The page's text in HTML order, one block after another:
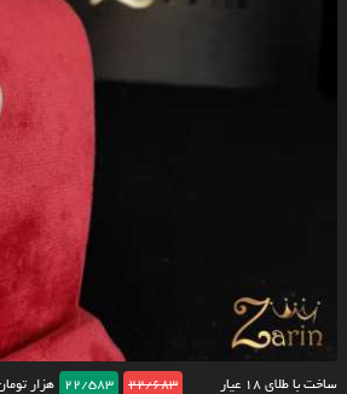
ساخت با طلای ۱۸ عیار 22/683
22/583 هزار